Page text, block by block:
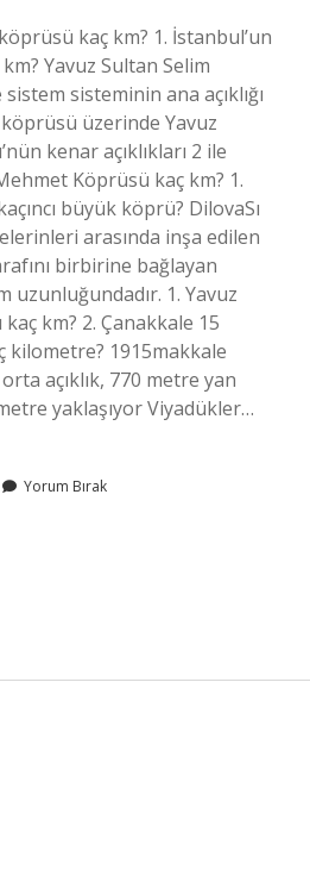
kaç km? 1. İstanbul’un
Yavuz Sultan Selim
sisteminin ana açıklığı
üzerinde Yavuz
kenar açıklıkları 2 ile
Köprüsü kaç km? 1.
büyük köprü? DilovaSı
arasında inşa edilen
birbirine bağlayan
uzunluğundadır. 1. Yavuz
km? 2. Çanakkale 15
kilometre? 1915makkale
açıklık, 770 metre yan
yaklaşıyor Viyadükler…
Yorum Bırak